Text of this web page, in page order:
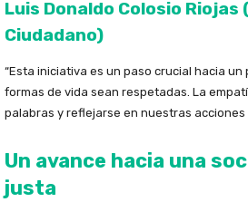
Luis Donaldo Colosio
Ciudadano)
“Esta iniciativa es un paso crucial hacia
formas de vida sean respetadas. La
palabras y reflejarse en nuestras acciones
Un avance hacia una
justa